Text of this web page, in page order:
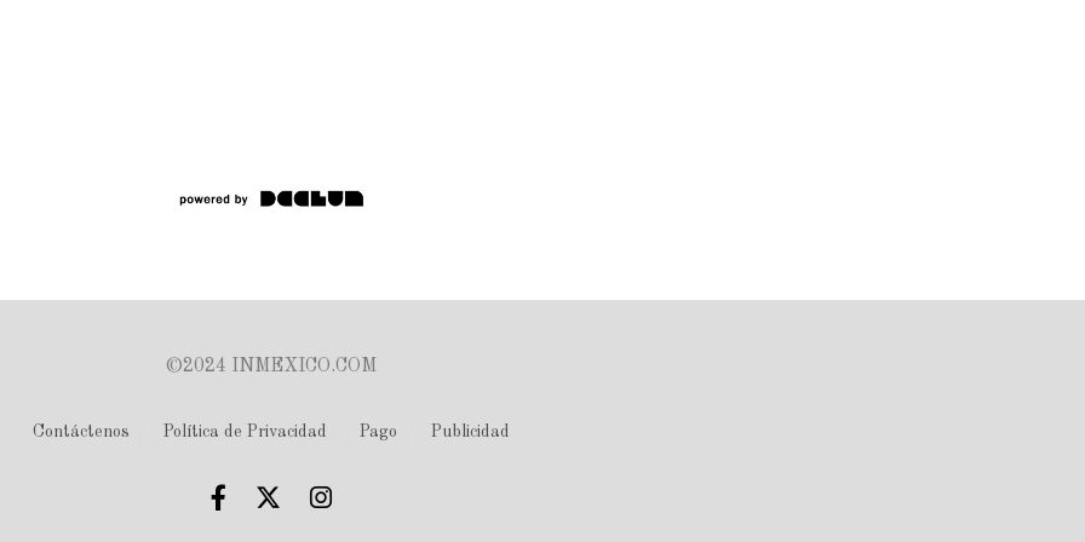
©2024 INMEXICO.COM
Contáctenos Política de Privacidad Pago Publicidad